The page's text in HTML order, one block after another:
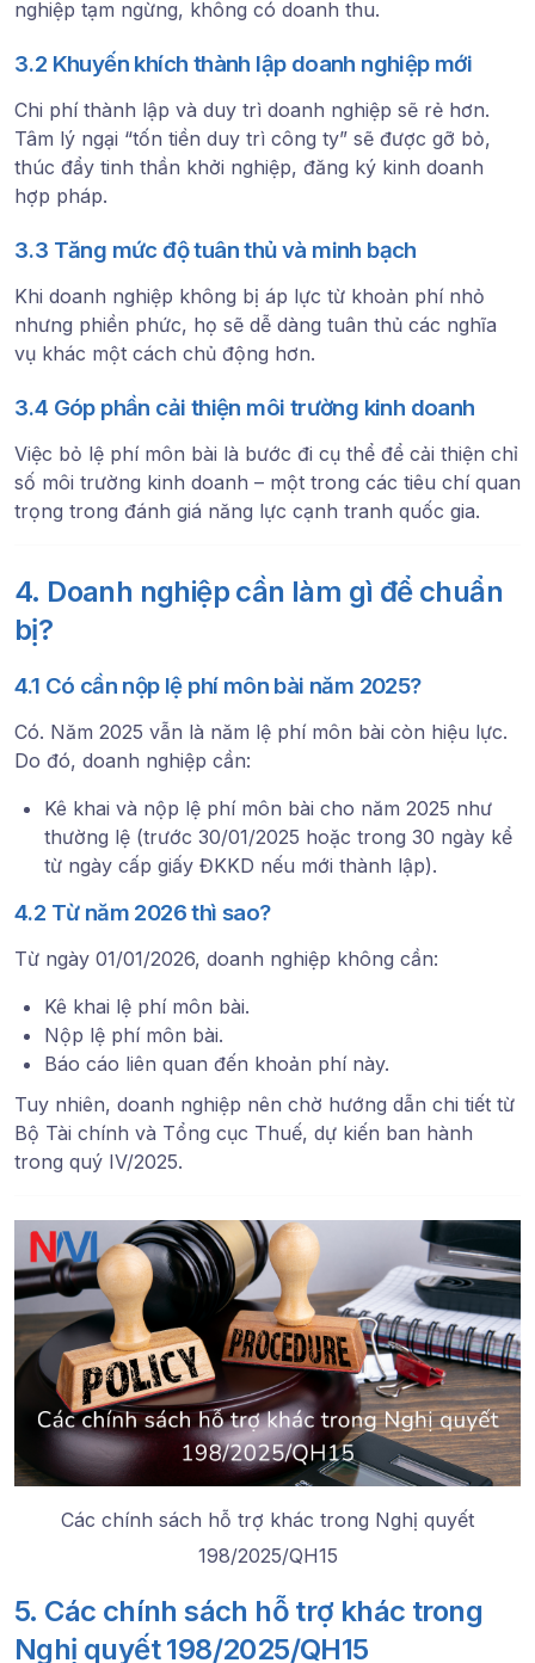
nghiệp tạm ngừng, không có doanh thu.
3.2 Khuyến khích thành lập doanh nghiệp mới
Chi phí thành lập và duy trì doanh nghiệp sẽ rẻ hơn.
Tâm lý ngại “tốn tiền duy trì công ty” sẽ được gỡ bỏ,
thúc đẩy tinh thần khởi nghiệp, đăng ký kinh doanh
hợp pháp.
3.3 Tăng mức độ tuân thủ và minh bạch
Khi doanh nghiệp không bị áp lực từ khoản phí nhỏ
nhưng phiền phức, họ sẽ dễ dàng tuân thủ các nghĩa
vụ khác một cách chủ động hơn.
3.4 Góp phần cải thiện môi trường kinh doanh
Việc bỏ lệ phí môn bài là bước đi cụ thể để cải thiện chỉ
số môi trường kinh doanh – một trong các tiêu chí quan
trọng trong đánh giá năng lực cạnh tranh quốc gia.
4. Doanh nghiệp cần làm gì để chuẩn
bị?
4.1 Có cần nộp lệ phí môn bài năm 2025?
Có. Năm 2025 vẫn là năm lệ phí môn bài còn hiệu lực.
Do đó, doanh nghiệp cần:
Kê khai và nộp lệ phí môn bài cho năm 2025 như
thường lệ (trước 30/01/2025 hoặc trong 30 ngày kể
từ ngày cấp giấy ĐKKD nếu mới thành lập).
4.2 Từ năm 2026 thì sao?
Từ ngày 01/01/2026, doanh nghiệp không cần:
Kê khai lệ phí môn bài.
Nộp lệ phí môn bài.
Báo cáo liên quan đến khoản phí này.
Tuy nhiên, doanh nghiệp nên chờ hướng dẫn chi tiết từ
Bộ Tài chính và Tổng cục Thuế, dự kiến ban hành
trong quý IV/2025.
Các chính sách hỗ trợ khác trong Nghị quyết
198/2025/QH15
5. Các chính sách hỗ trợ khác trong
Nghị quyết 198/2025/QH15